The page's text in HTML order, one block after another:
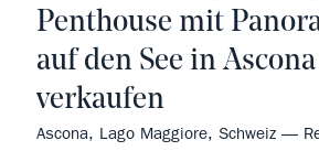
Penthouse mit
auf den See in
verkaufen
Ascona, Lago Maggiore, Schweiz —